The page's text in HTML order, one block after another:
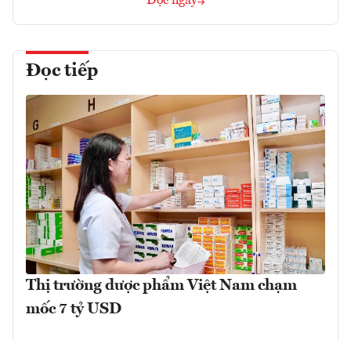
Đọc tiếp
Thị trường dược phẩm Việt Nam chạm
mốc 7 tỷ USD